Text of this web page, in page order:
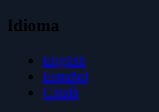
Idioma
English
Español
Català